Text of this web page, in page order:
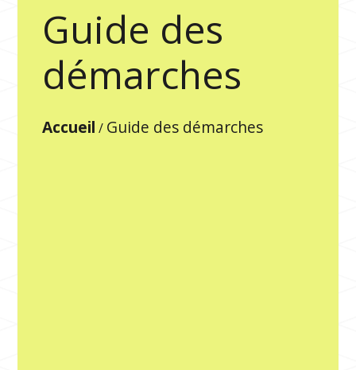
Guide des
démarches
Accueil / Guide des démarches